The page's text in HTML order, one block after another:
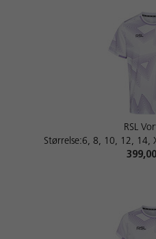
RSL
Størrelse:6, 8, 10, 12, 14,